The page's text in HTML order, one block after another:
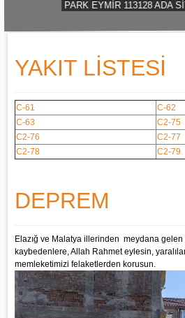
YAKIT LİSTESİ
C-61
C-62
C-63
C2-75
C2-76
C2-77
C2-78
C2-79
DEPREM
Elazığ ve Malatya illerinden meydana
kaybedenlere, Allah Rahmet eylesin,
memleketimizi felaketlerden korusun.